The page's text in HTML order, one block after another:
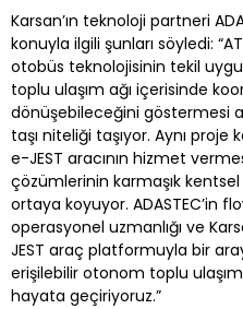
Karsan’ın teknoloji partneri
konuyla ilgili şunları söyledi:
otobüs teknolojisinin tekil
toplu ulaşım ağı içerisinde
dönüşebileceğini göstermesi
taşı niteliği taşıyor. Aynı
e-JEST aracının hizmet
çözümlerinin karmaşık
ortaya koyuyor. ADASTEC’in
operasyonel uzmanlığı ve
JEST araç platformuyla bir
erişilebilir otonom toplu
hayata geçiriyoruz.”